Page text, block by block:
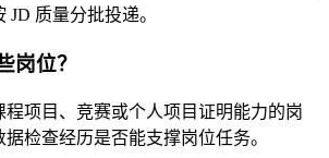
质量分批投递。
岗位？
项目、竞赛或个人项目证明能力的岗
检查经历是否能支撑岗位任务。